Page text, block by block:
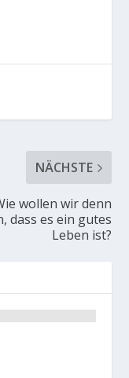
NÄCHSTE
wollen wir denn
dass es ein gutes
Leben ist?